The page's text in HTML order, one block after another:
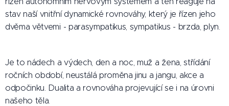
stav naší vnitřní dynamické rovnováhy, který je řízen jeho
dvěma větvemi - parasympatikus, sympatikus - brzda, plyn.
Je to nádech a výdech, den a noc, muž a žena, střídání
ročních období, neustálá proměna jinu a jangu, akce a
odpočinku. Dualita a rovnováha projevující se i na úrovni
našeho těla.